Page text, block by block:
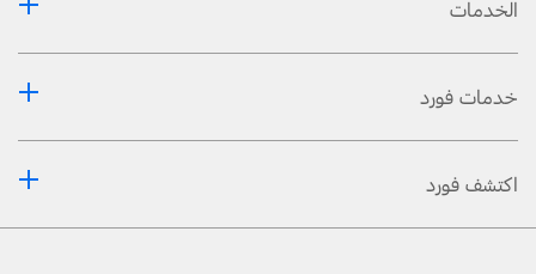
الخدمات
خدمات فورد
اكتشف فورد